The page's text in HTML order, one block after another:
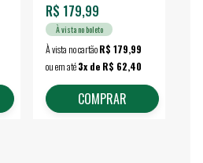
R$ 179,99
À vista no boleto
À vista no cartãoR$ 179,99
ou em até3x de R$ 62,40
COMPRAR